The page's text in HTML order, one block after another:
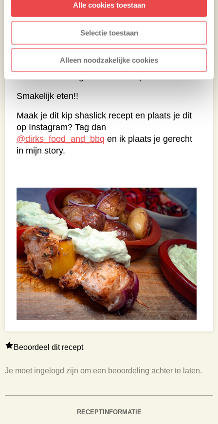
Alle cookies toestaan
Selectie toestaan
Alleen noodzakelijke cookies
Beoordeel dit recept
Je moet ingelogd zijn om een beoordeling achter te laten.
RECEPTINFORMATIE
ringen en strooi deze over de
krielaardappeltjes.
Serveer de kip shaslick met de avocadodip en
een tomatensalade met balsamico dressing
Smakelijk eten!!
Maak je dit kip shaslick recept en plaats je dit
op Instagram? Tag dan
@dirks_food_and_bbq en ik plaats je gerecht
in mijn story.